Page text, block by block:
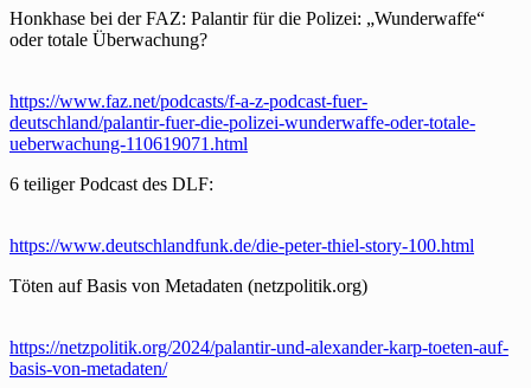
Honkhase bei der FAZ: Palantir für die Polizei: „Wunderwaffe“
oder totale Überwachung?
https://www.faz.net/podcasts/f-a-z-podcast-fuer-
deutschland/palantir-fuer-die-polizei-wunderwaffe-oder-totale-
ueberwachung-110619071.html
6 teiliger Podcast des DLF:
https://www.deutschlandfunk.de/die-peter-thiel-story-100.html
Töten auf Basis von Metadaten (netzpolitik.org)
https://netzpolitik.org/2024/palantir-und-alexander-karp-toeten-auf-
basis-von-metadaten/